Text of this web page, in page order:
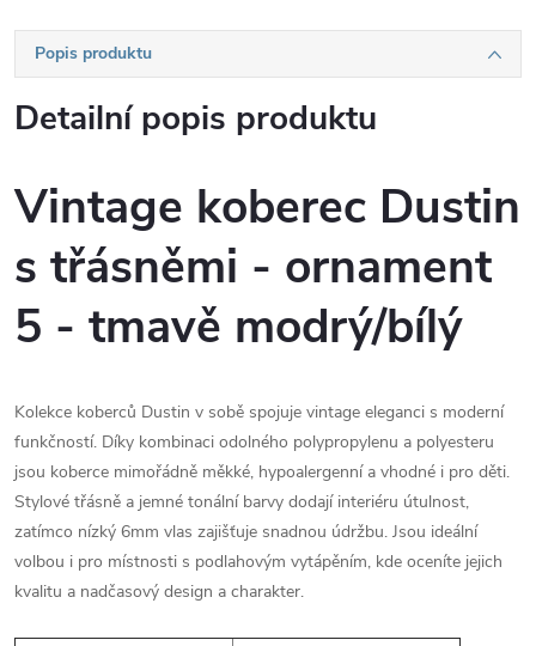
Popis produktu
Detailní popis produktu
Vintage koberec Dustin
s třásněmi - ornament
5 - tmavě modrý/bílý
Kolekce koberců Dustin v sobě spojuje vintage eleganci s moderní
funkčností. Díky kombinaci odolného polypropylenu a polyesteru
jsou koberce mimořádně měkké, hypoalergenní a vhodné i pro děti.
Stylové třásně a jemné tonální barvy dodají interiéru útulnost,
zatímco nízký 6mm vlas zajišťuje snadnou údržbu. Jsou ideální
volbou i pro místnosti s podlahovým vytápěním, kde oceníte jejich
kvalitu a nadčasový design a charakter.